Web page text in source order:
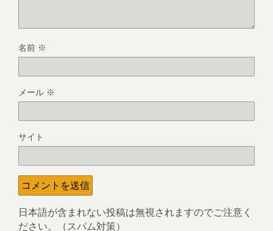
名前 ※
メール ※
サイト
日本語が含まれない投稿は無視されますのでご注意く
ださい。（スパム対策）